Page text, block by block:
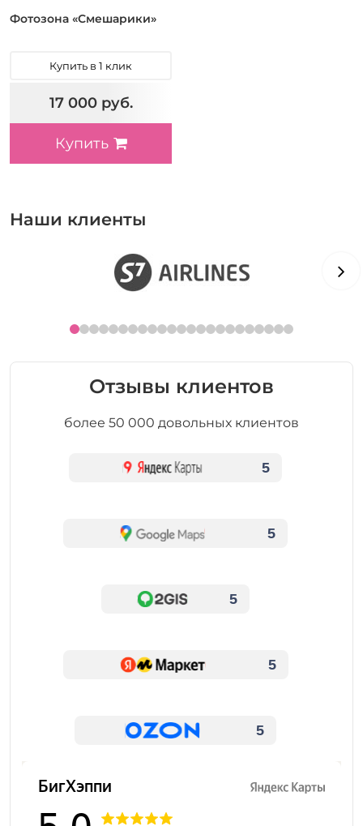
Фотозона «Смешарики»
Купить в 1 клик
17 000 руб.
Купить
Наши клиенты
Отзывы клиентов
более 50 000 довольных клиентов
5
5
5
5
5